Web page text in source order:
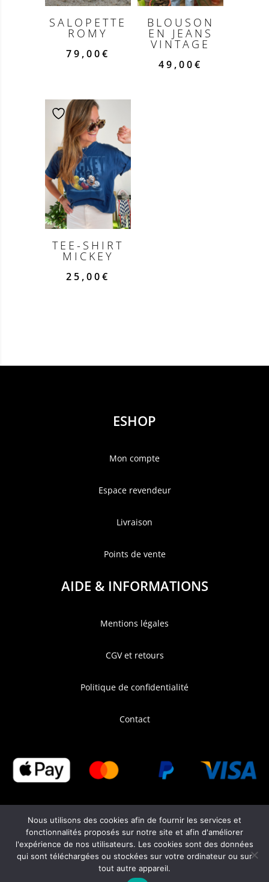
SALOPETTE
ROMY
79,00€
BLOUSON
EN JEANS
VINTAGE
49,00€
TEE-SHIRT
MICKEY
25,00€
ESHOP
Mon compte
Espace revendeur
Livraison
Points de vente
AIDE & INFORMATIONS
Mentions légales
CGV et retours
Politique de confidentialité
Contact
Nous utilisons des cookies afin de fournir les services et
fonctionnalités proposés sur notre site et afin d'améliorer
l'expérience de nos utilisateurs. Les cookies sont des données
qui sont téléchargées ou stockées sur votre ordinateur ou sur
tout autre appareil.